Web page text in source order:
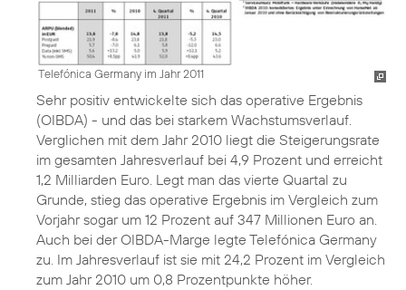
Telefónica Germany im Jahr 2011
Sehr positiv entwickelte sich das operative Ergebnis
(OIBDA) - und das bei starkem Wachstumsverlauf.
Verglichen mit dem Jahr 2010 liegt die Steigerungsrate
im gesamten Jahresverlauf bei 4,9 Prozent und erreicht
1,2 Milliarden Euro. Legt man das vierte Quartal zu
Grunde, stieg das operative Ergebnis im Vergleich zum
Vorjahr sogar um 12 Prozent auf 347 Millionen Euro an.
Auch bei der OIBDA-Marge legte Telefónica Germany
zu. Im Jahresverlauf ist sie mit 24,2 Prozent im Vergleich
zum Jahr 2010 um 0,8 Prozentpunkte höher.